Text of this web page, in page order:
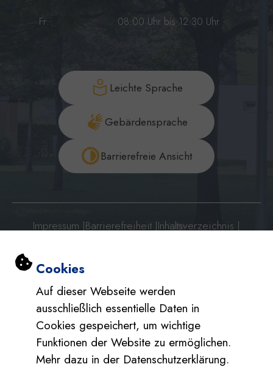
Einstellungen zu Cookies und
Cookies
Auf dieser Webseite werden
ausschließlich essentielle Daten in
Cookies gespeichert, um wichtige
Funktionen der Website zu ermöglichen.
Mehr dazu in der Datenschutzerklärung.
Fr: 08:00 Uhr bis 12:30 Uhr
Leichte Sprache
Gebärdensprache
Barrierefreie Ansicht
Impressum |Barrierefreiheit |Inhaltsverzeichnis |